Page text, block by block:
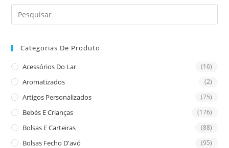
Categorias De Produto
Acessórios Do Lar (16)
Aromatizados (2)
Artigos Personalizados (75)
Bebés E Crianças (176)
Bolsas E Carteiras (88)
Bolsas Fecho D'avó (95)